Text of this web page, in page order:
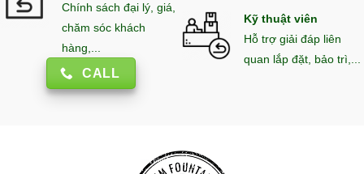
Chính sách đại lý, giá,
chăm sóc khách
hàng,...
CALL
Kỹ thuật viên
Hỗ trợ giải đáp liên
quan lắp đặt, bảo trì,...